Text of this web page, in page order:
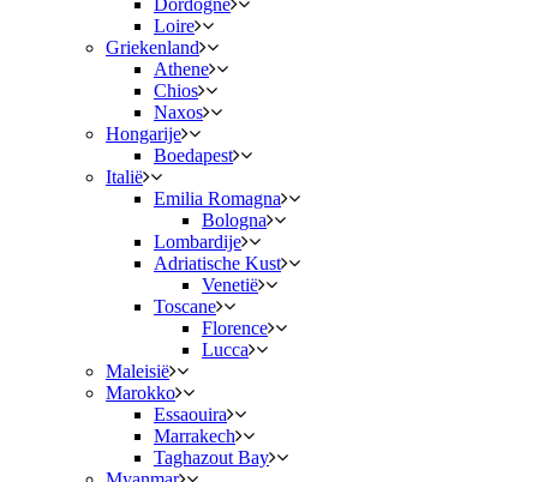
Dordogne
Loire
Griekenland
Athene
Chios
Naxos
Hongarije
Boedapest
Italië
Emilia Romagna
Bologna
Lombardije
Adriatische Kust
Venetië
Toscane
Florence
Lucca
Maleisië
Marokko
Essaouira
Marrakech
Taghazout Bay